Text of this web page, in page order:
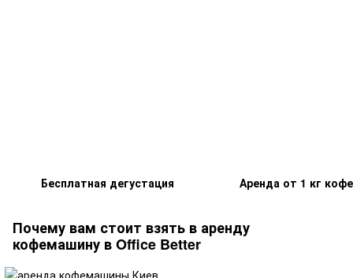
Бесплатная дегустация Аренда от 1 кг кофе
Почему вам стоит взять в аренду
кофемашину в Office Better